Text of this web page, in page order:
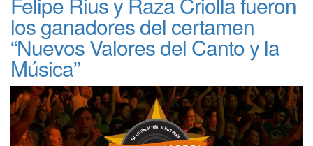
los ganadores del certamen
“Nuevos Valores del Canto y la
Música”